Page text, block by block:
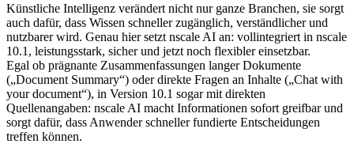
Künstliche Intelligenz verändert nicht nur ganze Branchen, sie sorgt
auch dafür, dass Wissen schneller zugänglich, verständlicher und
nutzbarer wird. Genau hier setzt nscale AI an: vollintegriert in nscale
10.1, leistungsstark, sicher und jetzt noch flexibler einsetzbar.
Egal ob prägnante Zusammenfassungen langer Dokumente
(„Document Summary“) oder direkte Fragen an Inhalte („Chat with
your document“), in Version 10.1 sogar mit direkten
Quellenangaben: nscale AI macht Informationen sofort greifbar und
sorgt dafür, dass Anwender schneller fundierte Entscheidungen
treffen können.